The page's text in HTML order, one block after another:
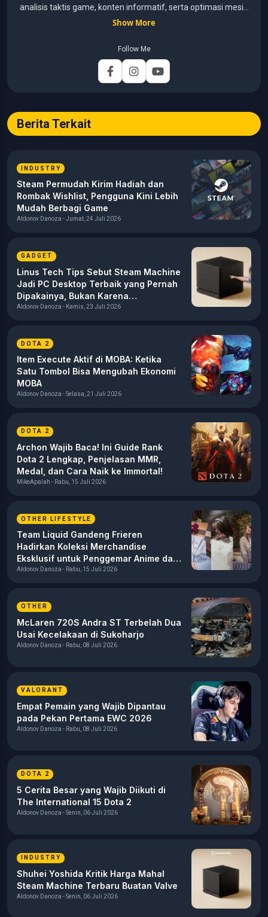
analisis taktis game, konten informatif, serta optimasi mesin
pencari (SEO) untuk audiens media digital. Lulusan Universitas
mengenai kaidah jurnalistik, etika media, verifikasi informasi,
dan teknik penulisan profesional. Berfokus pada
pengembangan konten yang mengutamakan akurasi,
relevansi, dan analisis mendalam. Memastikan artikel
esports yang tajam dan berbobot bagi pembaca. Berbagai
analisis taktis dan meta game mobile, perkembangan industri
gaming, teknologi, media digital, hingga dinamika komunitas
gamers di Indonesia.
Show More
Follow Me
Berita Terkait
INDUSTRY
Steam Permudah Kirim Hadiah dan
Rombak Wishlist, Pengguna Kini Lebih
Mudah Berbagi Game
Aldonov Danoza - Jumat, 24 Juli 2026
GADGET
Linus Tech Tips Sebut Steam Machine
Jadi PC Desktop Terbaik yang Pernah
Dipakainya, Bukan Karena
Performanya
Aldonov Danoza - Kamis, 23 Juli 2026
DOTA 2
Item Execute Aktif di MOBA: Ketika
Satu Tombol Bisa Mengubah Ekonomi
MOBA
Aldonov Danoza - Selasa, 21 Juli 2026
DOTA 2
Archon Wajib Baca! Ini Guide Rank
Dota 2 Lengkap, Penjelasan MMR,
Medal, dan Cara Naik ke Immortal!
MikeApalah - Rabu, 15 Juli 2026
OTHER LIFESTYLE
Team Liquid Gandeng Frieren
Hadirkan Koleksi Merchandise
Eksklusif untuk Penggemar Anime dan
Esports
Aldonov Danoza - Rabu, 15 Juli 2026
OTHER
McLaren 720S Andra ST Terbelah Dua
Usai Kecelakaan di Sukoharjo
Aldonov Danoza - Rabu, 08 Juli 2026
VALORANT
Empat Pemain yang Wajib Dipantau
pada Pekan Pertama EWC 2026
Aldonov Danoza - Rabu, 08 Juli 2026
DOTA 2
5 Cerita Besar yang Wajib Diikuti di
The International 15 Dota 2
Aldonov Danoza - Senin, 06 Juli 2026
INDUSTRY
Shuhei Yoshida Kritik Harga Mahal
Steam Machine Terbaru Buatan Valve
Aldonov Danoza - Senin, 06 Juli 2026